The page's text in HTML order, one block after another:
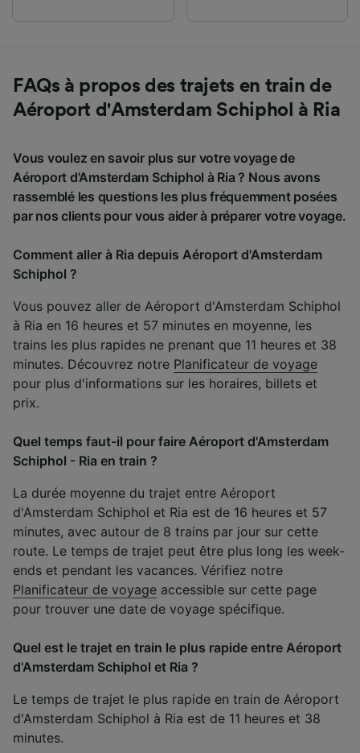
FAQs à propos des trajets en train de
Aéroport d'Amsterdam Schiphol à Ria
Vous voulez en savoir plus sur votre voyage de
Aéroport d'Amsterdam Schiphol à Ria ? Nous avons
rassemblé les questions les plus fréquemment posées
par nos clients pour vous aider à préparer votre voyage.
Comment aller à Ria depuis Aéroport d'Amsterdam
Schiphol ?
Vous pouvez aller de Aéroport d'Amsterdam Schiphol
à Ria en 16 heures et 57 minutes en moyenne, les
trains les plus rapides ne prenant que 11 heures et 38
minutes. Découvrez notre Planificateur de voyage
pour plus d'informations sur les horaires, billets et
prix.
Quel temps faut-il pour faire Aéroport d'Amsterdam
Schiphol - Ria en train ?
La durée moyenne du trajet entre Aéroport
d'Amsterdam Schiphol et Ria est de 16 heures et 57
minutes, avec autour de 8 trains par jour sur cette
route. Le temps de trajet peut être plus long les week-
ends et pendant les vacances. Vérifiez notre
Planificateur de voyage accessible sur cette page
pour trouver une date de voyage spécifique.
Quel est le trajet en train le plus rapide entre Aéroport
d'Amsterdam Schiphol et Ria ?
Le temps de trajet le plus rapide en train de Aéroport
d'Amsterdam Schiphol à Ria est de 11 heures et 38
minutes.